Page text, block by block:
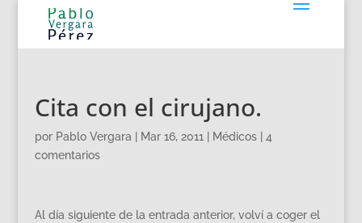
Cita con el cirujano.
por Pablo Vergara Mar 16, 2011 Médicos| 4
comentarios
Al día siguiente de la entrada anterior, volví a coger el